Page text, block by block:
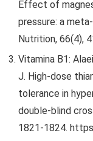
Effect of
pressure: a
Nutrition, 66(4),
Vitamina B1:
J. High-dose
tolerance in
double-blind
1821-1824.